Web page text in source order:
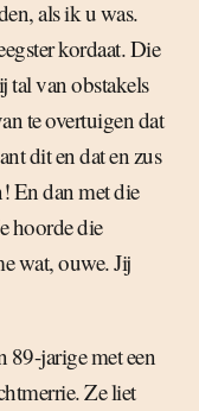
als ik u was.
kordaat. Die
tal van obstakels
te overtuigen dat
dit en dat en zus
En dan met die
hoorde die
wat, ouwe. Jij
89-jarige met een
Ze liet